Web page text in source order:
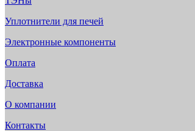
Уплотнители для печей
Электронные компоненты
Оплата
Доставка
О компании
Контакты